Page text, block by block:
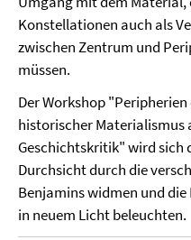
Konstellationen auch als
zwischen Zentrum und
müssen.
Der Workshop
historischer Materialismus
Geschichtskritik" wird sich
Durchsicht durch die
Benjamins widmen und
in neuem Licht beleuchten.